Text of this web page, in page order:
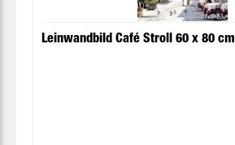
Leinwandbild Café Stroll 60 x 80 cm